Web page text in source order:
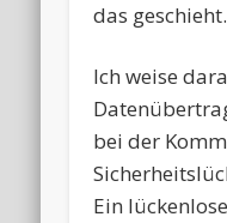
das geschieht.
Ich weise
bei der
Ein